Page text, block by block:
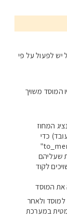
לפעול על פי
המוסד משויך
המחוז
כדי
לשייך את הקוד מוסד לכספת "to_menarva"
שעליהם
לקוד
את המוסד
ולאחר
במערכת